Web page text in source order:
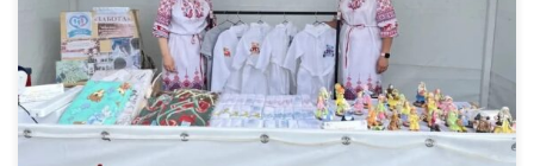
Алексеевского муниципального района, стала участником XXIV Фестиваля
колокольного звона «Алексеевские перезвоны – 2026». Ежегодное
мероприятие объединило